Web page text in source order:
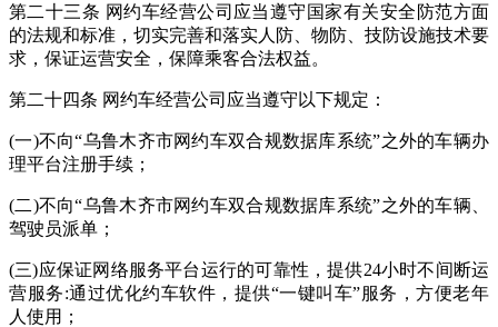
第二十三条 网约车经营公司应当遵守国家有关安全防范方面
的法规和标准，切实完善和落实人防、物防、技防设施技术要
求，保证运营安全，保障乘客合法权益。
第二十四条 网约车经营公司应当遵守以下规定：
(一)不向“乌鲁木齐市网约车双合规数据库系统”之外的车辆办
理平台注册手续；
(二)不向“乌鲁木齐市网约车双合规数据库系统”之外的车辆、
驾驶员派单；
(三)应保证网络服务平台运行的可靠性，提供24小时不间断运
营服务:通过优化约车软件，提供“一键叫车”服务，方便老年
人使用；